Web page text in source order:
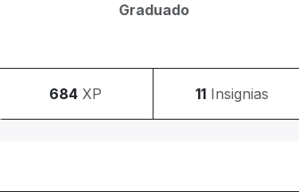
Graduado
684 XP 11 Insignias